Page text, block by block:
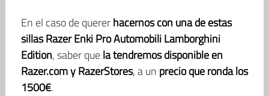
En el caso de quererhacernos con una de estas
sillas Razer Enki Pro Automobili Lamborghini
Edition, saber quela tendremos disponible en
Razer.com y RazerStores, a un precio que ronda los
1500€.